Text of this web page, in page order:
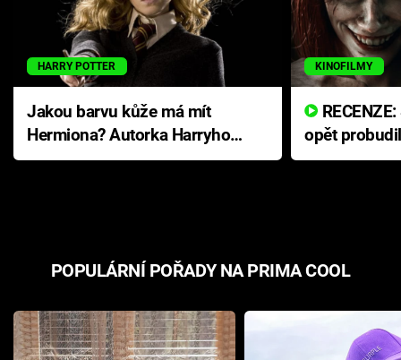
HARRY POTTER
Jakou barvu kůže má mít
Hermiona? Autorka Harryho
Pottera přišla s ráznou
KINOFILMY
opět
přichází s
POPULÁRNÍ POŘADY NA PRIMA COOL